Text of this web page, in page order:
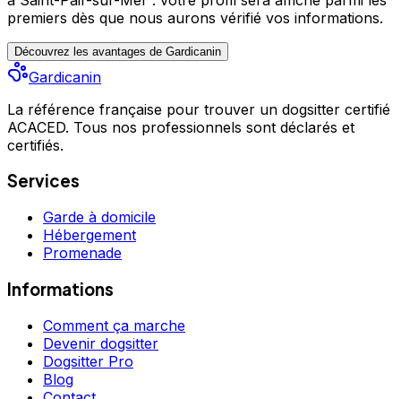
premiers dès que nous aurons vérifié vos informations.
Découvrez les avantages de Gardicanin
Gardicanin
La référence française pour trouver un dogsitter certifié
ACACED. Tous nos professionnels sont déclarés et
certifiés.
Services
Garde à domicile
Hébergement
Promenade
Informations
Comment ça marche
Devenir dogsitter
Dogsitter Pro
Blog